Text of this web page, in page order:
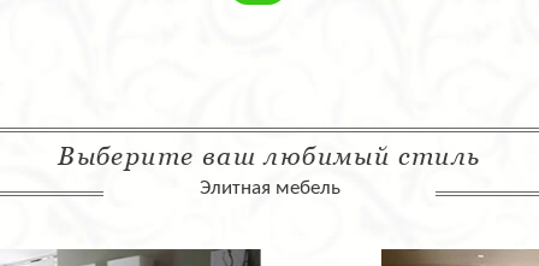
Выберите ваш любимый стиль
Элитная мебель